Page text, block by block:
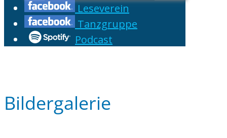
Leseverein
Tanzgruppe
Podcast
Bildergalerie